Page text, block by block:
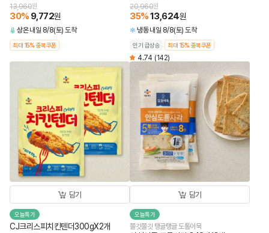
13,960원
30% 9,772원
상온 내일 8/8(토) 도착
최대 15% 중복쿠폰
20,960원
35%13,624원
냉동 내일 8/8(토) 도착
인기 급상승 최대 15% 중복쿠폰
4.74 (142)
담기
오늘특가
CJ크리스피치킨텐더300gX2개
담기
오늘특가
쫄깃쫄깃 탱글탱글 도톰어묵